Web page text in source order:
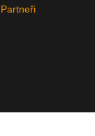
Partneři